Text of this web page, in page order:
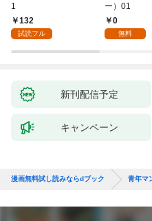
1
132
試読フル
ー）01
0
無料
新刊配信予定
キャンペーン
漫画無料試し読みならdブック 青年マ